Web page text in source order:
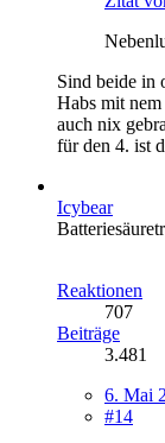
Sind beide in
Habs mit
auch nix
für den 4. ist
Icybear
Reaktionen
707
Beiträge
3.481
6. Mai
#14